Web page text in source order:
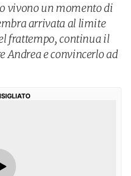
vivono un momento di
arrivata al limite
frattempo, continua il
Andrea e convincerlo ad